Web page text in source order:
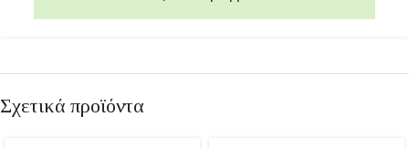
Σχετικά προϊόντα